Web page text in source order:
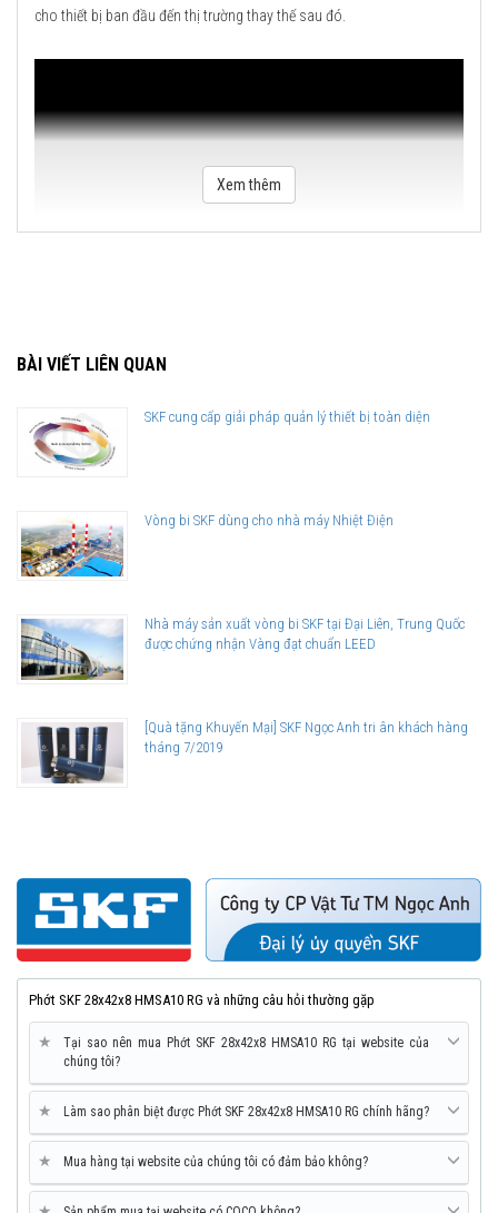
cho thiết bị ban đầu đến thị trường thay thế sau đó.
Giá bán và nơi bán Phớt chặn dầu SKF chính hãng uy tín
SKF Ngọc Anh - Đại lý ủy quyền SKF (SKF Authorized Distributor)
Sản phẩm chính hãng, giao hàng toàn quốc
Xem thêm
BÀI VIẾT LIÊN QUAN
SKF cung cấp giải pháp quản lý thiết bị toàn diện
Vòng bi SKF dùng cho nhà máy Nhiệt Điện
Nhà máy sản xuất vòng bi SKF tại Đại Liên, Trung Quốc
được chứng nhận Vàng đạt chuẩn LEED
[Quà tặng Khuyến Mại] SKF Ngọc Anh tri ân khách hàng
tháng 7/2019
Phớt SKF 28x42x8 HMSA10 RG và những câu hỏi thường gặp
★
Tại sao nên mua Phớt SKF 28x42x8 HMSA10 RG tại website của
chúng tôi?
★ Làm sao phân biệt được Phớt SKF 28x42x8 HMSA10 RG chính hãng?
★ Mua hàng tại website của chúng tôi có đảm bảo không?